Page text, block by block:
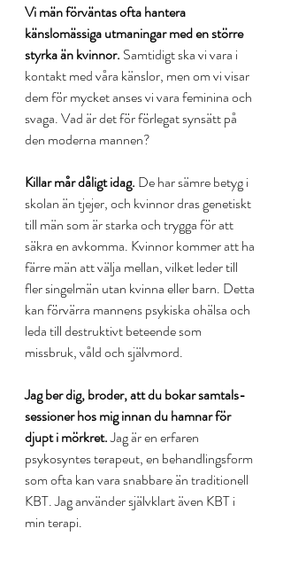
Vi män förväntas ofta hantera
känslomässiga utmaningar med en större
styrka än kvinnor. Samtidigt ska vi vara i
kontakt med våra känslor, men om vi visar
dem för mycket anses vi vara feminina och
svaga. Vad är det för förlegat synsätt på
den moderna mannen?
Killar mår dåligt idag. De har sämre betyg i
skolan än tjejer, och kvinnor dras genetiskt
till män som är starka och trygga för att
säkra en avkomma. Kvinnor kommer att ha
färre män att välja mellan, vilket leder till
fler singelmän utan kvinna eller barn. Detta
kan förvärra mannens psykiska ohälsa och
leda till destruktivt beteende som
missbruk, våld och självmord.
Jag ber dig, broder, att du bokar samtals-
sessioner hos mig innan du hamnar för
djupt i mörkret. Jag är en erfaren
psykosyntes terapeut, en behandlingsform
som ofta kan vara snabbare än traditionell
KBT. Jag använder självklart även KBT i
min terapi.